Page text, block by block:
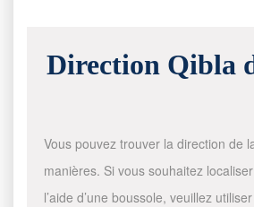
Direction Qibla
Vous pouvez trouver la direction de
manières. Si vous souhaitez
l’aide d’une boussole, veuillez